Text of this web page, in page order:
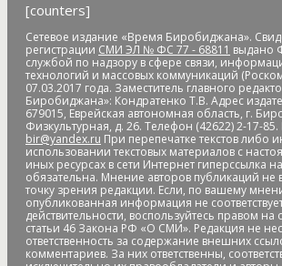
Банк Россиибанки
банковские_картыбанковский роуминг
барельеф баскетболБастакБастрыкин
бездомныебездомные животные
Безопасное колесо-2019безопасность
качественные дорогибезработица белка
Берл Лазарбесплатные лекарства
Бессмертный полкбесхозяйственность
библиотекабизнесбизнес без
омбудсменбиометрияБира Биракан
БиробидажанБиробиджанБиробиджан-
Биробиджанская воспитательная
Биробиджанская таможня
[counters]
Сетевое издание «Время Биробиджана».
регистрации СМИ ЭЛ № ФС 77 - 68811 выдано
службой по надзору в сфере связи,
технологий и массовых коммуникаций
07.03.2017 года. Заместитель главного
Биробиджана»: Кондратенко Т.В. Адрес
679015, Еврейская автономная область, г.
Физкультурная, д. 26. Телефон (42622) 2-17-85.
bir@yandex.ru При перепечатке текстов либо
использовании текстовых материалов с
иных ресурсах в сети Интернет гиперссылка
обязательна. Мнение авторов публикаций не
точку зрения редакции. Если, по вашему
опубликованная информация не
действительности, воспользуйтесь правом на
статьи 46 Закона РФ «О СМИ». Редакция не
ответственность за содержание внешних
комментариев. За них ответственны,